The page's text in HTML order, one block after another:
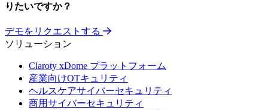
りたいですか？
デモをリクエストする
ソリューション
Claroty xDome プラットフォーム
産業向けOTキュリティ
ヘルスケアサイバーセキュリティ
商用サイバーセキュリティ